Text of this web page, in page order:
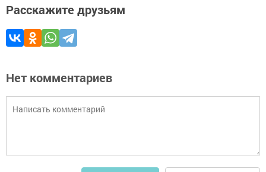
Расскажите друзьям
Нет комментариев